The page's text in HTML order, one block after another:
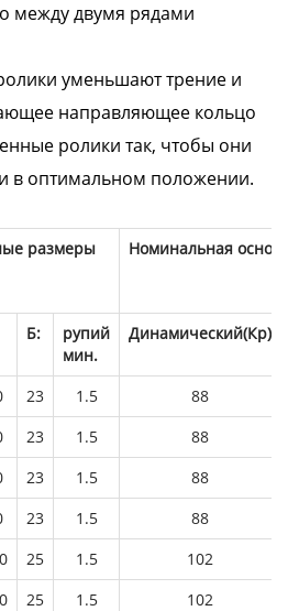
между двумя рядами
уменьшают трение и
направляющее кольцо
ролики так, чтобы они
в оптимальном положении.
размеры
Номинальная
Б:
рупий
мин.
Динамический(Кр)
23 1.5
88
23 1.5
88
23 1.5
88
23 1.5
88
25 1.5
102
25 1.5
102